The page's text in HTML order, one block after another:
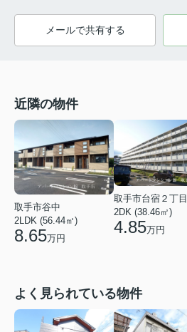
メールで共有する
近隣の物件
取手市谷中
2LDK (56.44㎡)
8.65万円
取手市台宿２丁目
2DK (38.46㎡)
4.85万円
よく見られている物件